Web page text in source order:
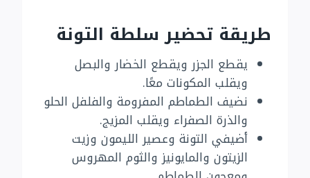
طريقة تحضير سلطة التونة
يقطع الجزر ويقطع الخضار والبصل
ويقلب المكونات معًا.
نضيف الطماطم المفرومة والفلفل الحلو
والذرة الصفراء ويقلب المزيج.
أضيفي التونة وعصير الليمون وزيت
الزيتون والمايونيز والثوم المهروس